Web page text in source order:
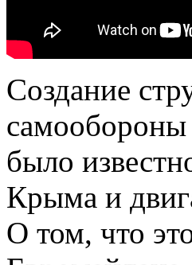
Создание
было
Крыма и
О том, что